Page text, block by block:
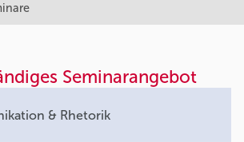
Seminarangebot
& Rhetorik